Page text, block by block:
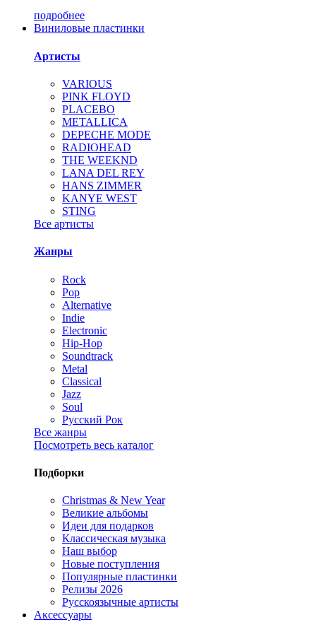
подробнее
Виниловые пластинки
Артисты
VARIOUS
PINK FLOYD
PLACEBO
METALLICA
DEPECHE MODE
RADIOHEAD
THE WEEKND
LANA DEL REY
HANS ZIMMER
KANYE WEST
STING
Все артисты
Жанры
Rock
Pop
Alternative
Indie
Electronic
Hip-Hop
Soundtrack
Metal
Classical
Jazz
Soul
Русский Рок
Все жанры
Посмотреть весь каталог
Подборки
Christmas & New Year
Великие альбомы
Идеи для подарков
Классическая музыка
Наш выбор
Новые поступления
Популярные пластинки
Релизы 2026
Русскоязычные артисты
Аксессуары